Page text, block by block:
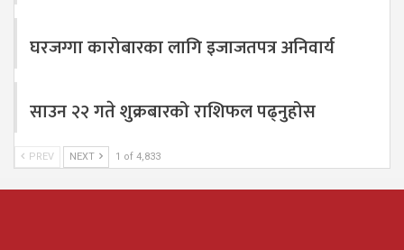
घरजग्गा कारोबारका लागि इजाजतपत्र अनिवार्य
साउन २२ गते शुक्रबारको राशिफल पढ्नुहोस
PREV NEXT 1 of 4,833